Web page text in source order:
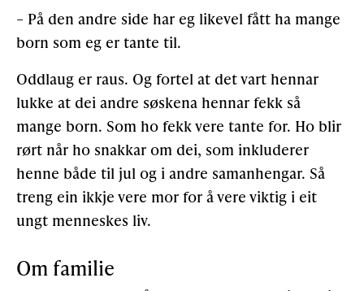
– På den andre side har eg likevel fått ha mange
born som eg er tante til.
Oddlaug er raus. Og fortel at det vart hennar
lukke at dei andre søskena hennar fekk så
mange born. Som ho fekk vere tante for. Ho blir
rørt når ho snakkar om dei, som inkluderer
henne både til jul og i andre samanhengar. Så
treng ein ikkje vere mor for å vere viktig i eit
ungt menneskes liv.
Om familie